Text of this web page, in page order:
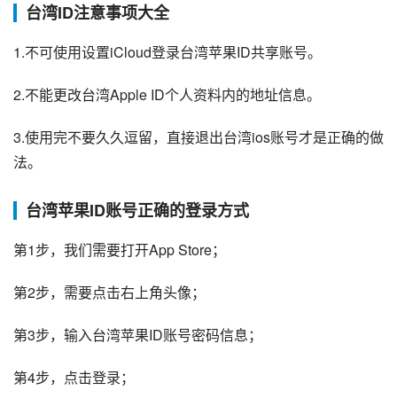
台湾ID注意事项大全
1.不可使用设置iCloud登录台湾苹果ID共享账号。
2.不能更改台湾Apple ID个人资料内的地址信息。
3.使用完不要久久逗留，直接退出台湾ios账号才是正确的做
法。
台湾苹果ID账号正确的登录方式
第1步，我们需要打开App Store；
第2步，需要点击右上角头像；
第3步，输入台湾苹果ID账号密码信息；
第4步，点击登录；